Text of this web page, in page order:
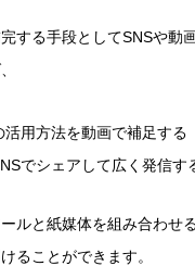
する手段としてSNSや動
用方法を動画で補足する
でシェアして広く発信す
ルと紙媒体を組み合わせ
ることができます。